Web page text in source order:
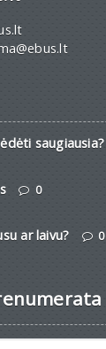
saugiausia?
0
ar laivu? 0